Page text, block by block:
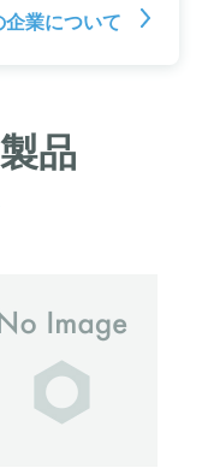
企業について
品